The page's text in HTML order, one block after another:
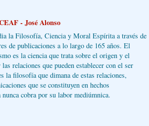
- José Alonso
la Filosofía, Ciencia y Moral Espírita a través de
de publicaciones a lo largo de 165 años. El
es la ciencia que trata sobre el origen y el
relaciones que pueden establecer con el ser
la filosofía que dimana de estas relaciones,
que se constituyen en hechos
cobra por su labor mediúmnica.